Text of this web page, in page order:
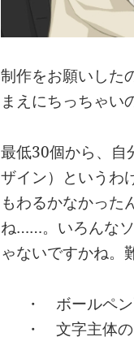
制作をお願いした
まえにちっちゃい
最低30個から、自
ザイン）というわ
もわるかなかった
ね……。いろんな
ゃないですかね。
・ ボールペ
・ 文字主体